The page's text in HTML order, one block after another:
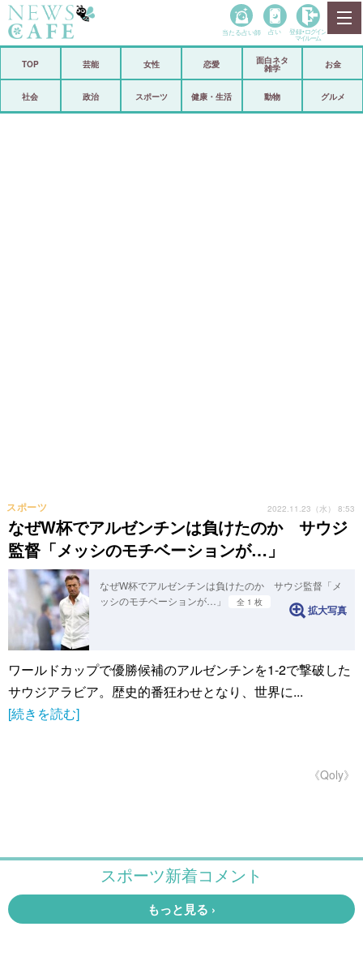
政治
当たる占い師 占い 登録• ログイン
マイルーム
TOP 芸能 女性 恋愛
面白ネタ
雑学
お金
社会 政治 スポーツ 健康・生活 動物 グルメ
なぜW杯でアルゼンチンは負けたのか サウジ
監督「メッシのモチベーションが…」
スポーツ 2022.11.23（水） 8:53
なぜW杯でアルゼンチンは負けたのか サウジ監督「メ
ッシのモチベーションが…」
全 1 枚
拡大写真
ワールドカップで優勝候補のアルゼンチンを1-2で撃破した
サウジアラビア。歴史的番狂わせとなり、世界に...
[続きを読む]
《Qoly》